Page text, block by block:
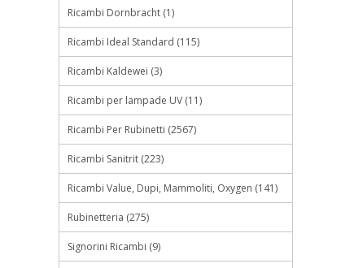
Ricambi Dornbracht (1)
Ricambi Ideal Standard (115)
Ricambi Kaldewei (3)
Ricambi per lampade UV (11)
Ricambi Per Rubinetti (2567)
Ricambi Sanitrit (223)
Ricambi Value, Dupi, Mammoliti, Oxygen (141)
Rubinetteria (275)
Signorini Ricambi (9)